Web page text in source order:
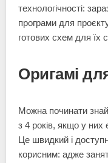
технологічності:
програми для
готових схем для їх
Оригамі
Можна починати
з 4 років, якщо у них
Це швидкий і
корисним: адже